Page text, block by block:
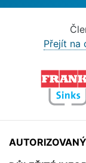
Přejít na